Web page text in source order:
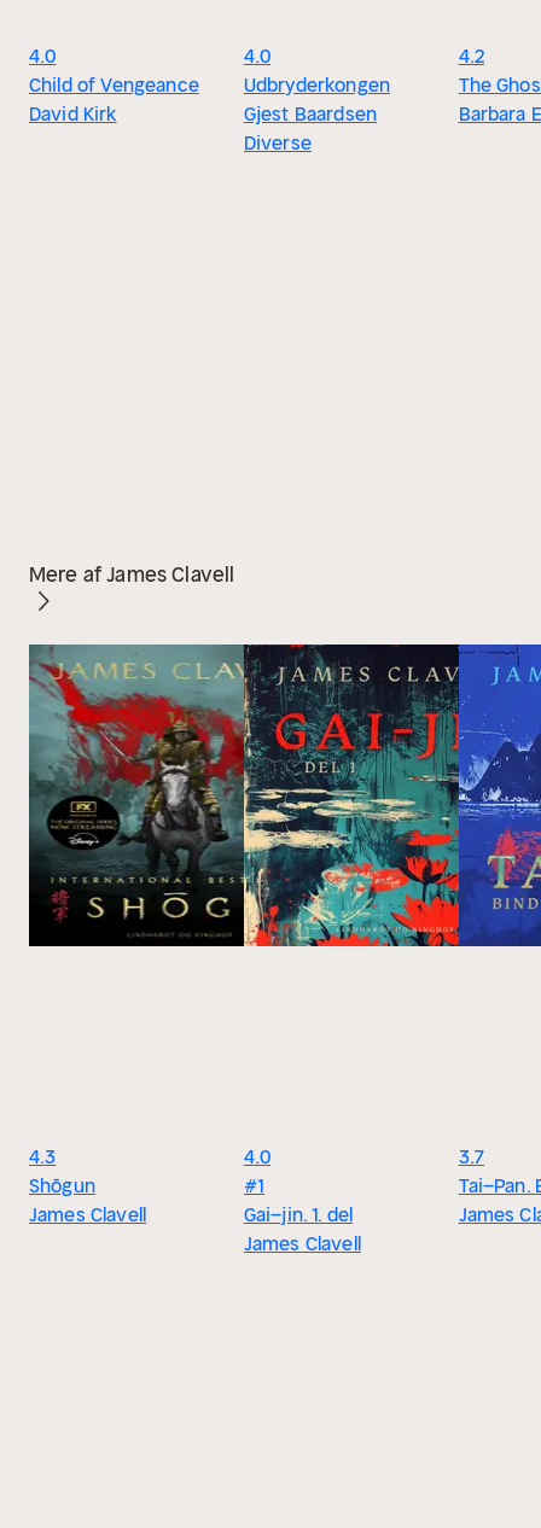
4.0
Child of Vengeance
David Kirk
4.0
Udbryderkongen
Gjest Baardsen
Diverse
4.2
The
Barbara
Mere af James Clavell
4.3
Shōgun
James Clavell
4.0
#1
Gai–jin. 1. del
James Clavell
3.7
Tai–Pan.
James